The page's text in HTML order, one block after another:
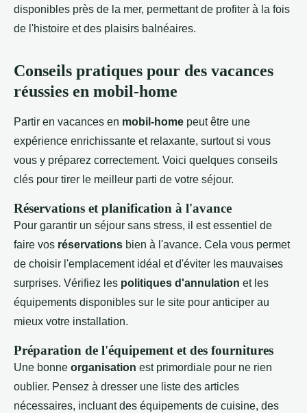
disponibles près de la mer, permettant de profiter à la fois
de l'histoire et des plaisirs balnéaires.
Conseils pratiques pour des vacances
réussies en mobil-home
Partir en vacances en mobil-home peut être une
expérience enrichissante et relaxante, surtout si vous
vous y préparez correctement. Voici quelques conseils
clés pour tirer le meilleur parti de votre séjour.
Réservations et planification à l'avance
Pour garantir un séjour sans stress, il est essentiel de
faire vos réservations bien à l'avance. Cela vous permet
de choisir l'emplacement idéal et d'éviter les mauvaises
surprises. Vérifiez les politiques d'annulation et les
équipements disponibles sur le site pour anticiper au
mieux votre installation.
Préparation de l'équipement et des fournitures
Une bonne organisation est primordiale pour ne rien
oublier. Pensez à dresser une liste des articles
nécessaires, incluant des équipements de cuisine, des